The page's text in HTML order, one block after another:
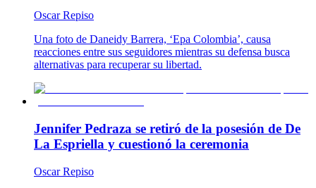
Oscar Repiso
Una foto de Daneidy Barrera, ‘Epa Colombia’, causa
reacciones entre sus seguidores mientras su defensa busca
alternativas para recuperar su libertad.
Jennifer Pedraza se retiró de la posesión de De
La Espriella y cuestionó la ceremonia
Oscar Repiso